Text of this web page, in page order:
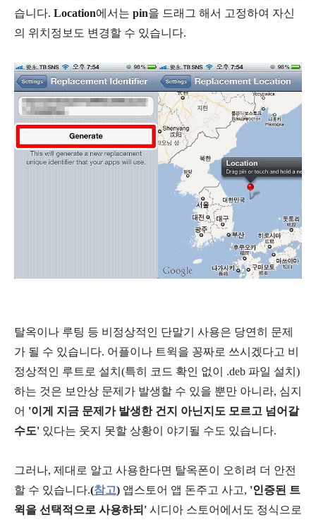
습니다. Location에서는 pin을 드래그 해서 고정하여 자신
의 위치정보도 변경할 수 있습니다.
탈옥이나 루팅 등 비정상적인 단말기 사용은 당연히 문제
가 될 수 있습니다. 어플이나 트윅을 꽁짜로 쓰시겠다고 비
정상적인 루트로 설치(특히 코드 확인 없이 .deb 파일 설치)
하는 것은 보안상 문제가 발생할 수 있을 뿐만 아니라, 심지
어 '이게 지금 문제가 발생한 건지 아닌지도 모르고 넘어갈
수도' 있다는 웃지 못할 상황이 야기될 수도 있습니다.
그러나, 제대로 알고 사용한다면 탈옥폰이 오히려 더 안전
할 수 있습니다.(참고) 앱스토어 앱 돈주고 사고, '인증된 트
윅을 선택적으로 사용하되' 시디아 스토어에서도 정식으로